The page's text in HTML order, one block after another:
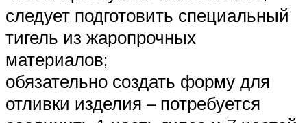
следует подготовить специальный
тигель из жаропрочных
материалов;
обязательно создать форму для
отливки изделия – потребуется